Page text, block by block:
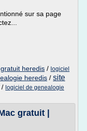
sur sa page
heredis / logiciel
heredis / site
/ logiciel de genealogie
gratuit |